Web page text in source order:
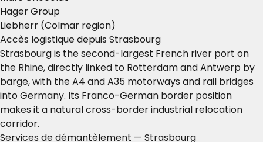
Hager Group
Liebherr (Colmar region)
Accès logistique depuis Strasbourg
Strasbourg is the second-largest French river port on
the Rhine, directly linked to Rotterdam and Antwerp by
barge, with the A4 and A35 motorways and rail bridges
into Germany. Its Franco-German border position
makes it a natural cross-border industrial relocation
corridor.
Services de démantèlement — Strasbourg